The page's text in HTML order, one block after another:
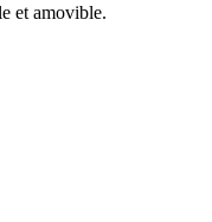
et amovible.